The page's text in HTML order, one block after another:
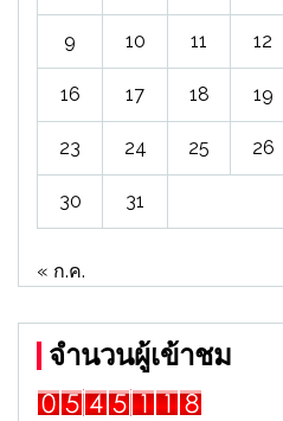
9 10 11 12
16 17 18 19
23 24 25 26
30 31
« ก.ค.
จำนวนผู้เข้าชม